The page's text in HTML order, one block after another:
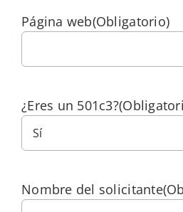
Página web(Obligatorio)
¿Eres un 501c3?
Nombre del solicitante